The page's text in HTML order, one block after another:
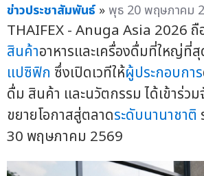
ข่าวประชาสัมพันธ์ »พุธ 20 พฤษภาคม
THAIFEX - Anuga Asia 2026 ถื
สินค้าอาหารและเครื่องดื่มที่ใหญ่ที่
แปซิฟิก ซึ่งเปิดเวทีให้ผู้ประกอบการ
ดื่ม สินค้า และนวัตกรรม ได้เข้าร่ว
ขยายโอกาสสู่ตลาดระดับนานาชาติ
30 พฤษภาคม 2569